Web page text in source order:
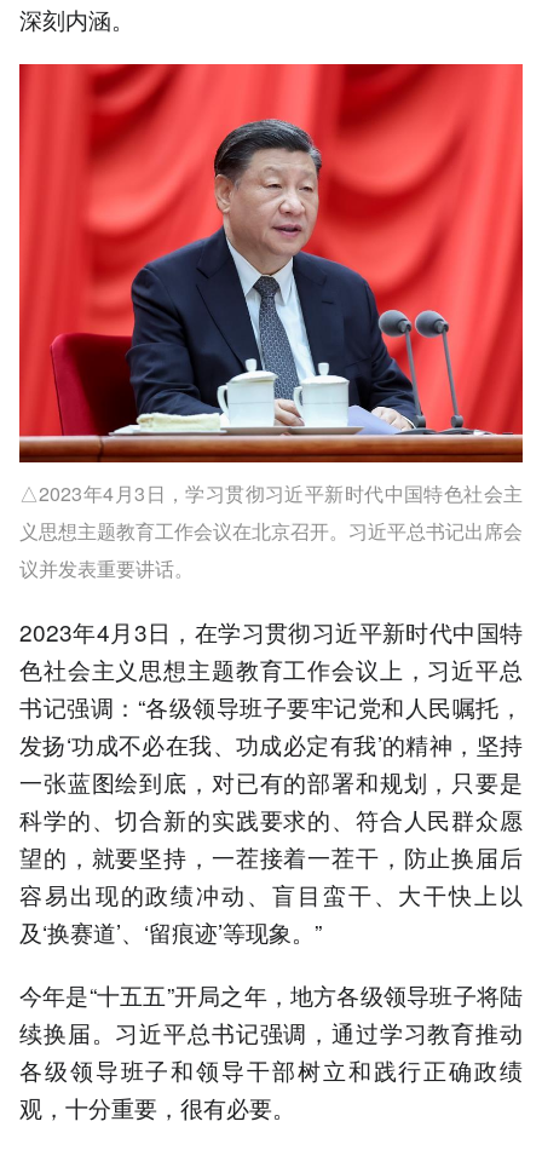
深刻内涵。
△2023年4月3日，学习贯彻习近平新时代中国特色社会主
义思想主题教育工作会议在北京召开。习近平总书记出席会
议并发表重要讲话。
2023年4月3日，在学习贯彻习近平新时代中国特
色社会主义思想主题教育工作会议上，习近平总
书记强调：“各级领导班子要牢记党和人民嘱托，
发扬‘功成不必在我、功成必定有我’的精神，坚持
一张蓝图绘到底，对已有的部署和规划，只要是
科学的、切合新的实践要求的、符合人民群众愿
望的，就要坚持，一茬接着一茬干，防止换届后
容易出现的政绩冲动、盲目蛮干、大干快上以
及‘换赛道’、‘留痕迹’等现象。”
今年是“十五五”开局之年，地方各级领导班子将陆
续换届。习近平总书记强调，通过学习教育推动
各级领导班子和领导干部树立和践行正确政绩
观，十分重要，很有必要。